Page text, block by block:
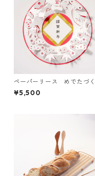
ペーパーリース めでたづく
し Mサイズ
¥5,500